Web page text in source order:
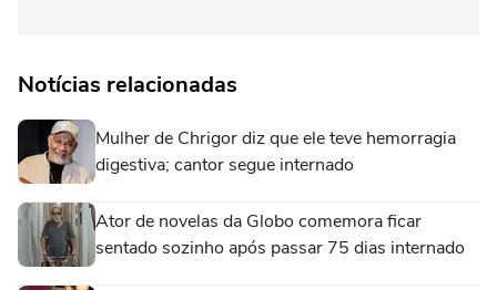
Notícias relacionadas
Mulher de Chrigor diz que ele teve hemorragia
digestiva; cantor segue internado
Ator de novelas da Globo comemora ficar
sentado sozinho após passar 75 dias internado